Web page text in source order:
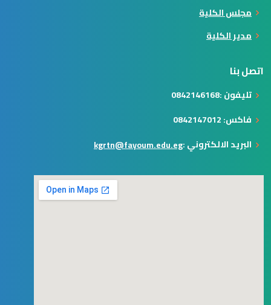
مجلس الكلية
مدير الكلية
اتصل بنا
تليفون :0842146168
فاكس: 0842147012
البريد الالكتروني :kgrtn@fayoum.edu.eg